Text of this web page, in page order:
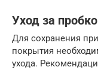
Уход за
Для сохранения
покрытия
ухода.